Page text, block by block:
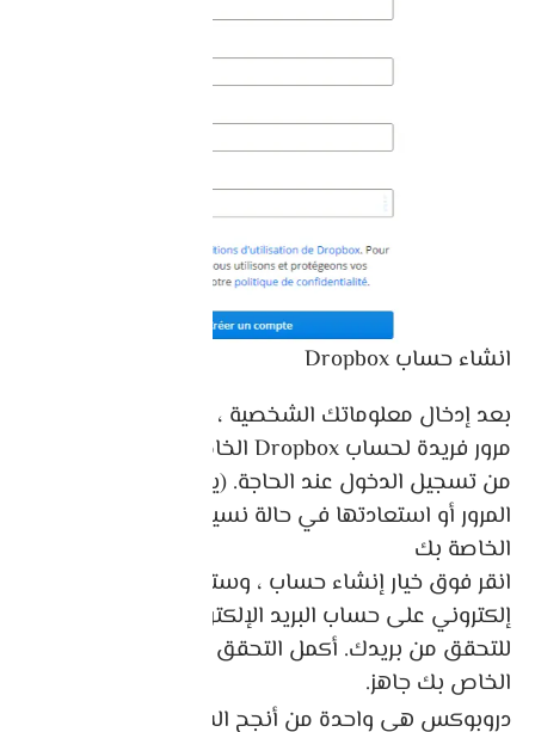
انشاء حساب Dropbox
بعد إدخال معلوماتك الشخصية ، قم بإنشاء كلمة
مرور فريدة لحساب Dropbox الخاص بك حتى تتمكن
من تسجيل الدخول عند الحاجة. (يمكن تغيير كلمة
المرور أو استعادتها في حالة نسيان كلمة المرور
الخاصة بك
انقر فوق خيار إنشاء حساب ، وستتلقى رسالة بريد
إلكتروني على حساب البريد الإلكتروني الخاص بك
الخاص بك جاهز.
دروبوكس هي واحدة من أنجح الشركات الناشئة في